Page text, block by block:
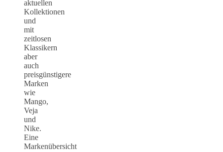
aktuellen
Kollektionen
und
mit
zeitlosen
Klassikern
aber
auch
preisgünstigere
Marken
wie
Mango,
Veja
und
Nike.
Eine
Markenübersicht